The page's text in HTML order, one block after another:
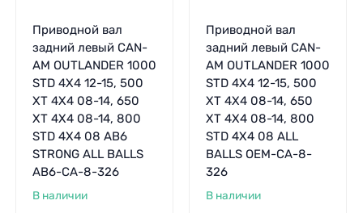
Приводной вал
задний левый CAN-
AM OUTLANDER 1000
STD 4X4 12-15, 500
XT 4X4 08-14, 650
XT 4X4 08-14, 800
STD 4X4 08 AB6
STRONG ALL BALLS
AB6-CA-8-326
В наличии
Приводной вал
задний левый CAN-
AM OUTLANDER 1000
STD 4X4 12-15, 500
XT 4X4 08-14, 650
XT 4X4 08-14, 800
STD 4X4 08 ALL
BALLS OEM-CA-8-
326
В наличии